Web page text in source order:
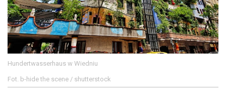
Hundertwasserhaus w Wiedniu
Fot. b-hide the scene / shutterstock